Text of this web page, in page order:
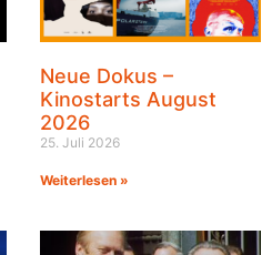
Neue Dokus –
Kinostarts August
2026
25. Juli 2026
Weiterlesen »